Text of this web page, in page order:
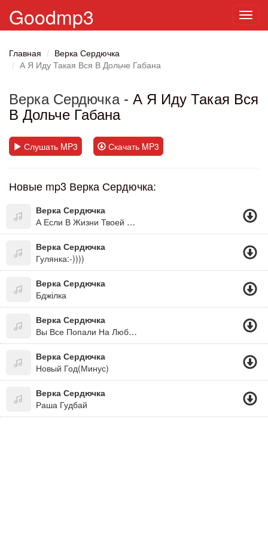
Goodmp3
Главная
Верка Сердючка
А Я Иду Такая Вся В Дольче Габана
Верка Сердючка- А Я Иду Такая Вся
В Дольче Габана
Слушать MP3 Скачать MP3
Новые mp3 Верка Сердючка:
Верка Сердючка
А Если В Жизни Твоей Чёрная Полоса, То Будет В Жизни Твоей И Белая Полоса. А Если Дождь С Утра Не По Заказу, Как Всегда, Знать После Дождичка Всегда Сонечко Бува! =))))))))))))))))))))((Дуже Оптимістична Пісня)
Верка Сердючка
Гулянка:-))))
Верка Сердючка
Бджілка
Верка Сердючка
Вы Все Попали На Любовь
Верка Сердючка
Новый Год(Минус)
Верка Сердючка
Раша Гудбай